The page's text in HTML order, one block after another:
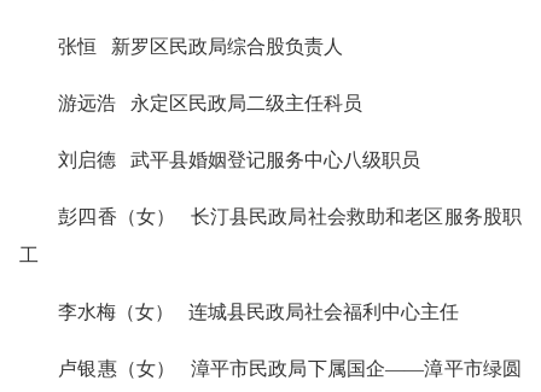
张恒 新罗区民政局综合股负责人
游远浩 永定区民政局二级主任科员
刘启德 武平县婚姻登记服务中心八级职员
彭四香（女） 长汀县民政局社会救助和老区服务股职
工
李水梅（女） 连城县民政局社会福利中心主任
卢银惠（女） 漳平市民政局下属国企——漳平市绿圆